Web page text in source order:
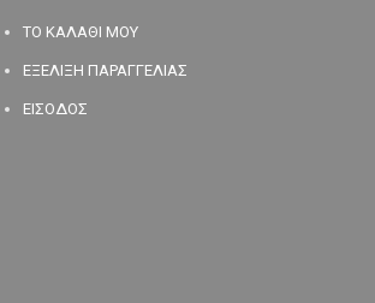
ΤΟ ΚΑΛΑΘΙ ΜΟΥ
ΕΞΕΛΙΞΗ ΠΑΡΑΓΓΕΛΙΑΣ
ΕΙΣΟΔΟΣ